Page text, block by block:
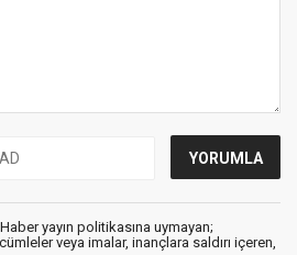
yayın politikasına uymayan;
veya imalar, inançlara saldırı içeren,